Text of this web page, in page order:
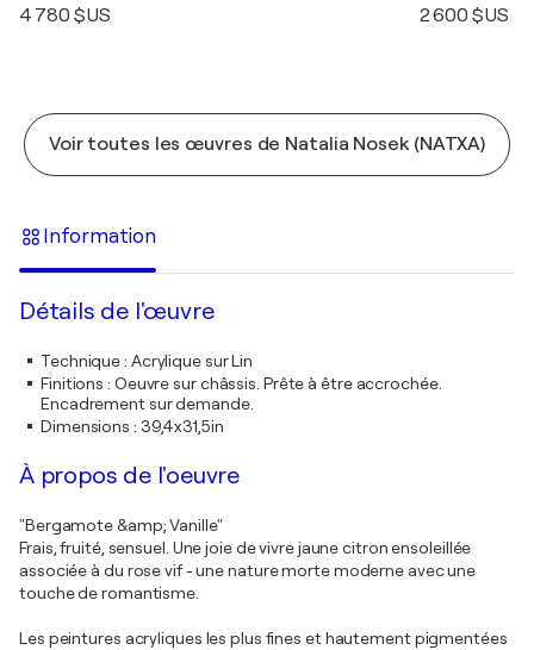
4 780 $US 2 600 $US
Voir toutes les œuvres de Natalia Nosek (NATXA)
Information
Détails de l'œuvre
Technique: Acrylique sur Lin
Finitions : Oeuvre sur châssis. Prête à être accrochée.
Encadrement sur demande.
Dimensions : 39,4x31,5in
À propos de l'oeuvre
"Bergamote &amp; Vanille"
Frais, fruité, sensuel. Une joie de vivre jaune citron ensoleillée
associée à du rose vif - une nature morte moderne avec une
touche de romantisme.
Les peintures acryliques les plus fines et hautement pigmentées